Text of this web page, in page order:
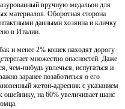
вручную медальон для
материалов. Оборотная сторона
данными хозяина и кличку
в Италии.
и менее 2% кошек находят дорогу
множество опасностей. Даже
чем-нибудь увлечься, испугаться и
заранее позаботиться о его
жетон-адресник с указанием
ошейнику, на 60% увеличивает шанс